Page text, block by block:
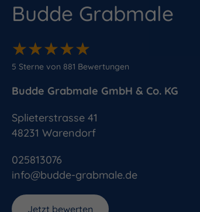
Budde Grabmale
★★★★★
★★★★★
5 Sterne von 881 Bewertungen
Budde Grabmale GmbH & Co. KG
info@budde-grabmale.de
025813076
Splieterstrasse 41
48231 Warendorf
Jetzt bewerten